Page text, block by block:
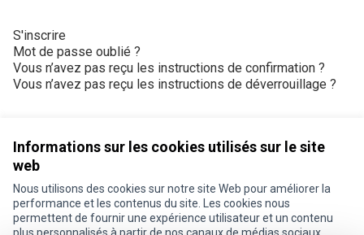
Informations sur les cookies utilisés sur le site
web
Nous utilisons des cookies sur notre site Web pour améliorer la
performance et les contenus du site. Les cookies nous
permettent de fournir une expérience utilisateur et un contenu
S'inscrire
Mot de passe oublié ?
Vous n’avez pas reçu les instructions de confirmation ?
Vous n’avez pas reçu les instructions de déverrouillage ?
Conditions d'utilisation
Paramètres des cookies
Je participe ! sur X
Je participe ! sur Facebook
Je participe ! sur Instagram